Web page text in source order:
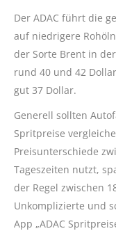
Der ADAC führt die
auf niedrigere
der Sorte Brent in
rund 40 und 42
gut 37 Dollar.
Generell sollten
Spritpreise
Preisunterschiede
Tageszeiten nutzt,
der Regel zwischen
Unkomplizierte und
App „ADAC